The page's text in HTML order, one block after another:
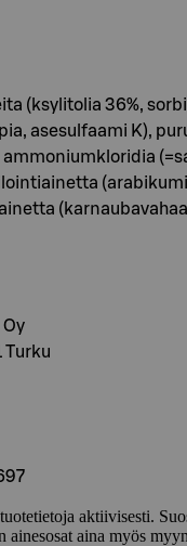
(ksylitolia 36%,
asesulfaami K),
ammoniumkloridia
Turku
aktiivisesti.
ainesosat aina myös